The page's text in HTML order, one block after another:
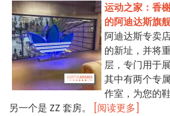
运动之家：香
的阿迪达斯旗
阿迪达斯专卖
的新址，并将
层，专门用于
其中有两个专
作室，为您的
另一个是 ZZ 套房。
[阅读更多]